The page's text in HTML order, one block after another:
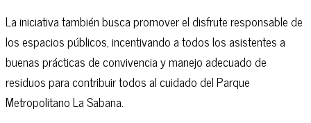
La iniciativa también busca promover el disfrute responsable de
los espacios públicos, incentivando a todos los asistentes a
buenas prácticas de convivencia y manejo adecuado de
residuos para contribuir todos al cuidado del Parque
Metropolitano La Sabana.